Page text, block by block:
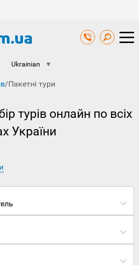
Ukrainian ▼
/Пакетні тури
турів онлайн по всіх
України